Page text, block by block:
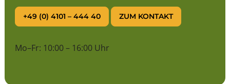
+49 (0) 4101 – 444 40 ZUM KONTAKT
Mo–Fr: 10:00 – 16:00 Uhr